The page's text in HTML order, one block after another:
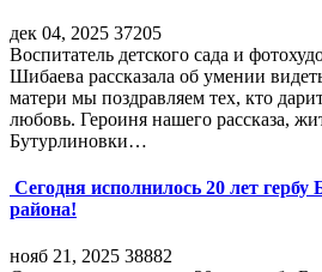
дек 04, 2025 37205
Воспитатель детского сада и
Шибаева рассказала об умении
матери мы поздравляем тех, кто
любовь. Героиня нашего рассказа,
Бутурлиновки…
Сегодня исполнилось 20 лет гербу
района!
нояб 21, 2025 38882